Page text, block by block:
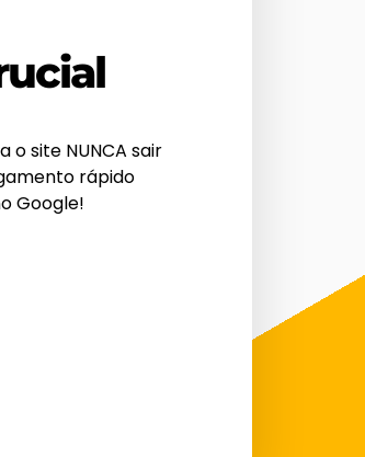
site NUNCA sair
rápido
Google!